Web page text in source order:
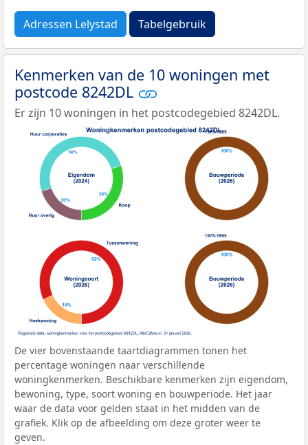
Adressen Lelystad Tabelgebruik
Kenmerken van de 10 woningen met
postcode 8242DL
Er zijn 10 woningen in het postcodegebied 8242DL.
De vier bovenstaande taartdiagrammen tonen het
percentage woningen naar verschillende
woningkenmerken. Beschikbare kenmerken zijn eigendom,
bewoning, type, soort woning en bouwperiode. Het jaar
waar de data voor gelden staat in het midden van de
grafiek. Klik op de afbeelding om deze groter weer te
geven.